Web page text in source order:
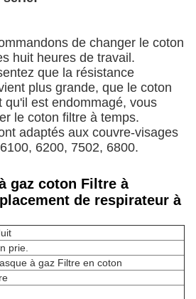
de changer le coton
huit heures de travail.
que la résistance
plus grande, que le coton
qu'il est endommagé, vous
le coton filtre à temps.
adaptés aux couvre-visages
6200, 7502, 6800.
gaz coton Filtre à
de respirateur à
prie.
à gaz Filtre en coton